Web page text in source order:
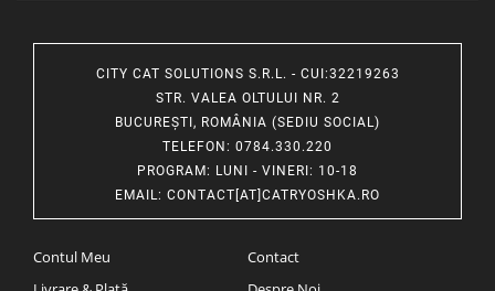
CITY CAT SOLUTIONS S.R.L. - CUI:32219263
STR. VALEA OLTULUI NR. 2
BUCUREȘTI, ROMÂNIA (SEDIU SOCIAL)
TELEFON : 0784.330.220
PROGRAM: LUNI - VINERI: 10-18
EMAIL: CONTACT[AT]CATRYOSHKA.RO
Contul Meu
Contact